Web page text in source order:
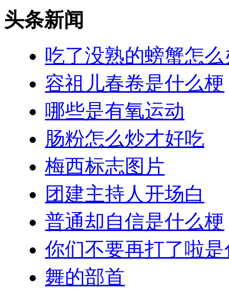
头条新闻
吃了没熟的螃蟹怎么
容祖儿春卷是什么梗
哪些是有氧运动
肠粉怎么炒才好吃
梅西标志图片
团建主持人开场白
普通却自信是什么梗
你们不要再打了啦
舞的部首